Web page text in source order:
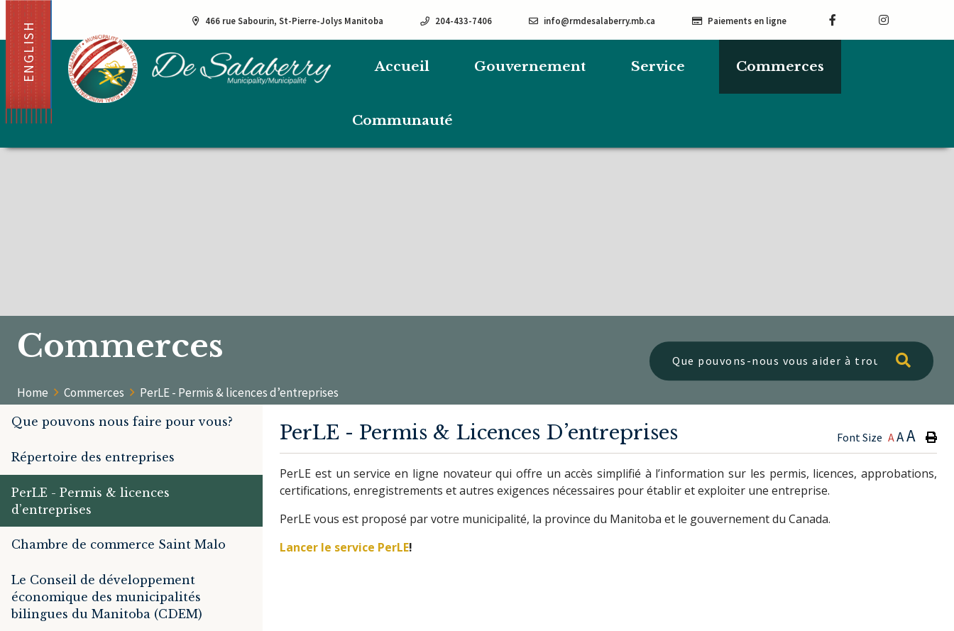
466 rue Sabourin, St-Pierre-Jolys Manitoba 204-433-7406 info@rmdesalaberry.mb.ca Paiements en ligne
Accueil Gouvernement Service Commerces
Communauté
ENGLISH
Commerces
Home Commerces PerLE - Permis & licences d’entreprises
Type
Que pouvons nous faire pour vous?
Répertoire des entreprises
PerLE - Permis & licences
d’entreprises
Chambre de commerce Saint Malo
Le Conseil de développement
économique des municipalités
bilingues du Manitoba (CDEM)
PerLE - Permis & Licences D’entreprises Font Size AAA
PerLE est un service en ligne novateur qui offre un accès simplifié à l’information sur les permis, licences, approbations,
certifications, enregistrements et autres exigences nécessaires pour établir et exploiter une entreprise.
PerLE vous est proposé par votre municipalité, la province du Manitoba et le gouvernement du Canada.
Lancer le service PerLE!